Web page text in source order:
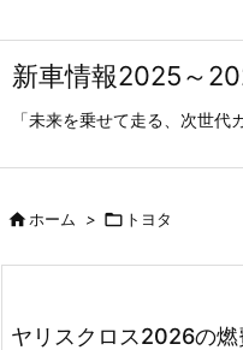
新車情報2025～
「未来を乗せて走る、次世代
ホーム >  トヨタ
ヤリスクロス2026の燃